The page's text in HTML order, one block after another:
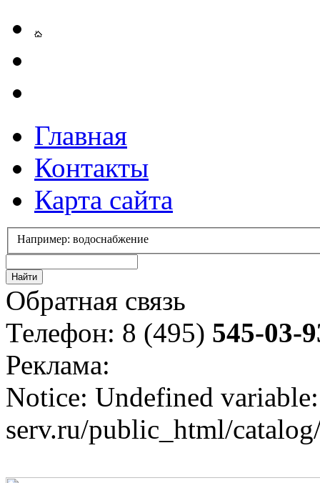
Главная
Контакты
Карта сайта
Например: водоснабжение
Обратная связь
Телефон: 8 (495) 545-03-
Реклама:
Notice: Undefined
serv.ru/public_html/